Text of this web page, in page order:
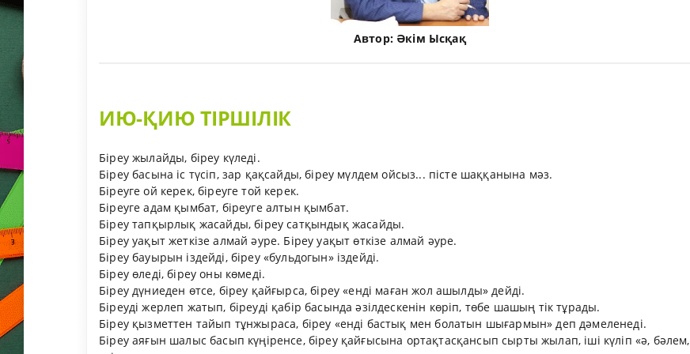
Автор: Әкім Ысқақ
ИЮ-ҚИЮ ТІРШІЛІК
Біреу жылайды, біреу күледі.
Біреу басына іс түсіп, зар қақсайды, біреу мүлдем ойсыз... пісте шаққанына мәз.
Біреуге ой керек, біреуге той керек.
Біреуге адам қымбат, біреуге алтын қымбат.
Біреу тапқырлық жасайды, біреу сатқындық жасайды.
Біреу уақыт жеткізе алмай әуре. Біреу уақыт өткізе алмай әуре.
Біреу бауырын іздейді, біреу «бульдогын» іздейді.
Біреу өледі, біреу оны көмеді.
Біреу дүниеден өтсе, біреу қайғырса, біреу «енді маған жол ашылды» дейді.
Біреуді жерлеп жатып, біреуді қабір басында әзілдескенін көріп, төбе шашың тік тұрады.
Біреу қызметтен тайып тұнжыраса, біреу «енді бастық мен болатын шығармын» деп дәмеленеді.
Біреу аяғын шалыс басып күңіренсе, біреу қайғысына ортақтасқансып сырты жылап, іші күліп «ә, бәлем,